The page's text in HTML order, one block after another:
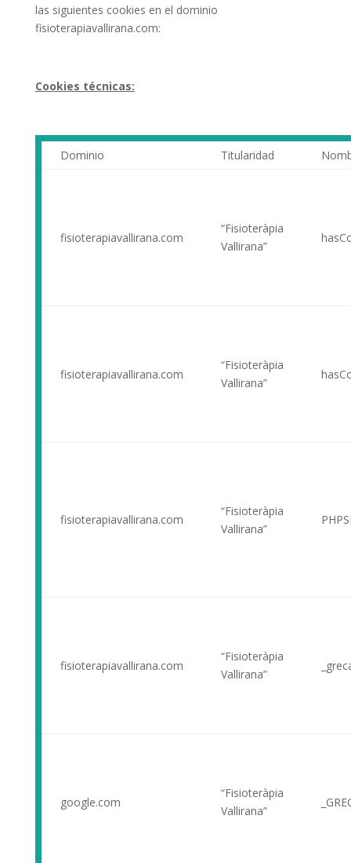
las siguientes cookies en el dominio
fisioterapiavallirana.com:
Cookies técnicas:
Dominio Titularidad
fisioterapiavallirana.com
“Fisioteràpia
Vallirana”
fisioterapiavallirana.com
“Fisioteràpia
Vallirana”
fisioterapiavallirana.com
“Fisioteràpia
Vallirana”
fisioterapiavallirana.com
“Fisioteràpia
Vallirana”
google.com
“Fisioteràpia
Vallirana”